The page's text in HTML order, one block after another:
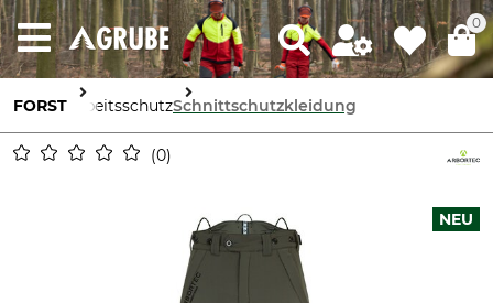
0
FORST ArbeitsschutzSchnittschutzkleidung
0
NEU